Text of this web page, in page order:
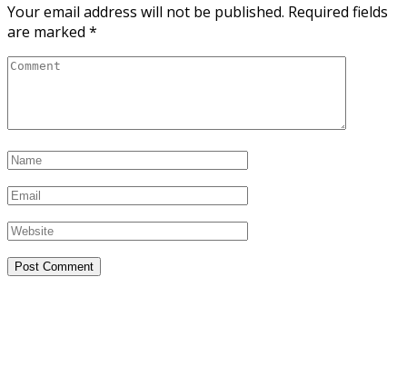
Your email address will not be published. Required fields
are marked *